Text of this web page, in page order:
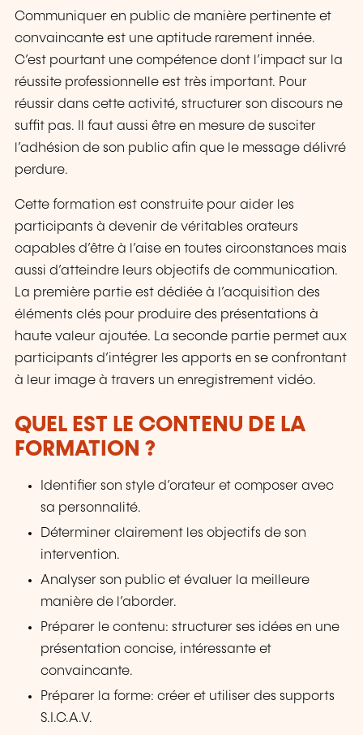
Communiquer en public de manière pertinente et
convaincante est une aptitude rarement innée.
C’est pourtant une compétence dont l’impact sur la
réussite professionnelle est très important. Pour
réussir dans cette activité, structurer son discours ne
suffit pas. Il faut aussi être en mesure de susciter
l’adhésion de son public afin que le message délivré
perdure.
Cette formation est construite pour aider les
participants à devenir de véritables orateurs
capables d’être à l’aise en toutes circonstances mais
aussi d’atteindre leurs objectifs de communication.
La première partie est dédiée à l’acquisition des
éléments clés pour produire des présentations à
haute valeur ajoutée. La seconde partie permet aux
participants d’intégrer les apports en se confrontant
à leur image à travers un enregistrement vidéo.
QUEL EST LE CONTENU DE LA
FORMATION ?
Identifier son style d’orateur et composer avec
sa personnalité.
Déterminer clairement les objectifs de son
intervention.
Analyser son public et évaluer la meilleure
manière de l’aborder.
Préparer le contenu: structurer ses idées en une
présentation concise, intéressante et
convaincante.
Préparer la forme: créer et utiliser des supports
S.I.C.A.V.